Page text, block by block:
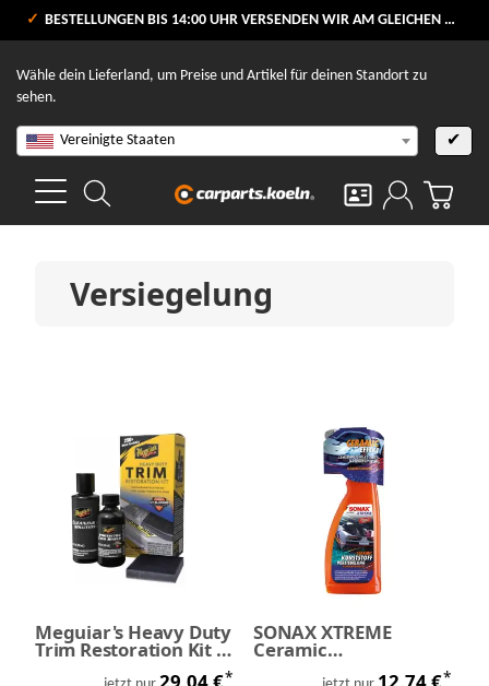
VERSANDKOSTENFREI AB 80 €
BESTELLUNGEN BIS 14:00 UHR VERSENDEN WIR AM GLEICHEN WERKTAG
Wähle dein Lieferland, um Preise und Artikel für deinen Standort zu
sehen.
Vereinigte Staaten ✔
Versiegelung
Meguiar's Heavy Duty
Trim Restoration Kit -
*
SONAX XTREME
Ceramic
KunststoffVersiegelung
*